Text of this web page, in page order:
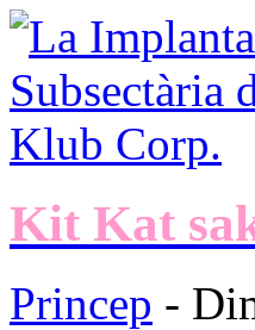
Kit Kat
Princep -